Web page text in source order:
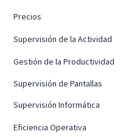
Precios
Supervisión de la Actividad
Gestión de la Productividad
Supervisión de Pantallas
Supervisión Informática
Eficiencia Operativa